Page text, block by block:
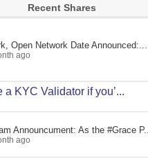
Recent Shares
Open Network Date Announced:...
ago
KYC Validator if you’...
Announcument: As the #Grace P...
ago